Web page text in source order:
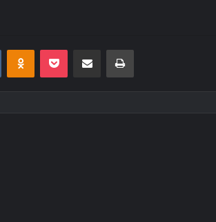
VKontakteOdnoklassniki
Pocket E-Posta ile paylaş Yazdır